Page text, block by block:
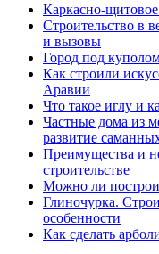
Каркасно-щитовое
Строительство в
и вызовы
Город под
Как строили
Аравии
Что такое иглу и
Частные дома из
развитие
Преимущества и
строительстве
Можно ли
Глиночурка.
особенности
Как сделать